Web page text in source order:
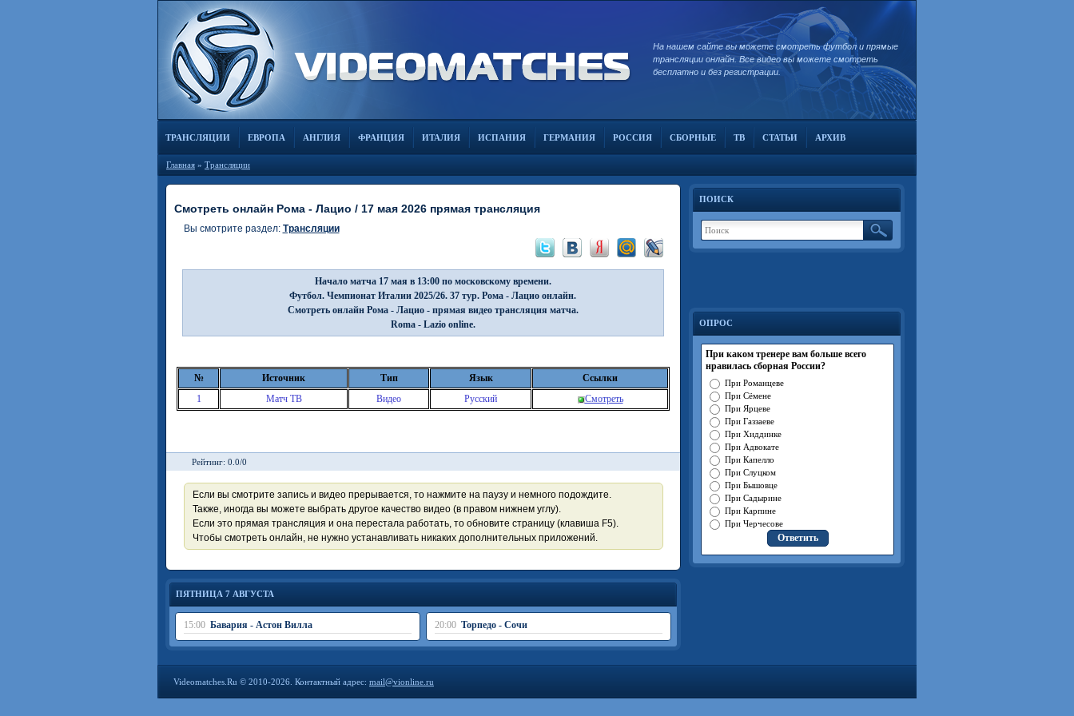
На нашем сайте вы можете смотреть футбол и прямые
трансляции онлайн. Все видео вы можете смотреть
бесплатно и без регистрации.
ТРАНСЛЯЦИИ ЕВРОПА АНГЛИЯ ФРАНЦИЯ ИТАЛИЯ ИСПАНИЯ ГЕРМАНИЯ РОССИЯ СБОРНЫЕ ТВ СТАТЬИ АРХИВ
Главная » Трансляции
Смотреть онлайн Рома - Лацио / 17 мая 2026 прямая трансляция
Вы смотрите раздел: Трансляции
Начало матча 17 мая в 13:00 по московскому времени.
Футбол. Чемпионат Италии 2025/26. 37 тур. Рома - Лацио онлайн.
Смотреть онлайн Рома - Лацио - прямая видео трансляция матча.
Roma - Lazio online.
№ Источник Тип Язык
Ссылки
1
Матч ТВ Видео Русский Смотреть
Рейтинг: 0.0/0
Если вы смотрите запись и видео прерывается, то нажмите на паузу и немного подождите.
Также, иногда вы можете выбрать другое качество видео (в правом нижнем углу).
Если это прямая трансляция и она перестала работать, то обновите страницу (клавиша F5).
Чтобы смотреть онлайн, не нужно устанавливать никаких дополнительных приложений.
ПЯТНИЦА 7 АВГУСТА
15:00 Бавария - Астон Вилла 20:00 Торпедо - Сочи
ПОИСК
ОПРОС
При каком тренере вам больше всего
нравилась сборная России?
При Романцеве
При Сёмене
При Ярцеве
При Газзаеве
При Хиддинке
При Адвокате
При Капелло
При Слуцком
При Бышовце
При Садырине
При Карпине
При Черчесове
Videomatches.Ru © 2010-2026. Контактный адрес: mail@vionline.ru